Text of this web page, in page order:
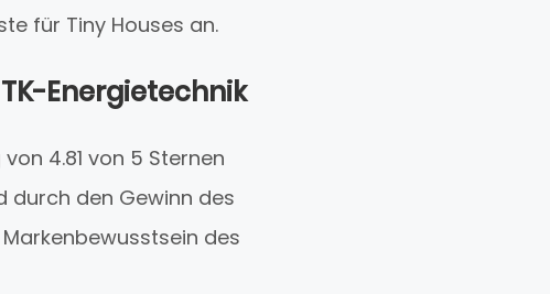
für Tiny Houses an.
Energietechnik
4.81 von 5 Sternen
durch den Gewinn des
des